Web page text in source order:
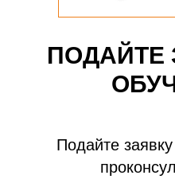
ПОДАЙТЕ
Подайте